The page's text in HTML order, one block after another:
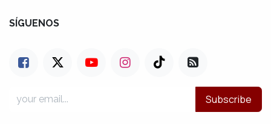
SÍGUENOS
Subscribe